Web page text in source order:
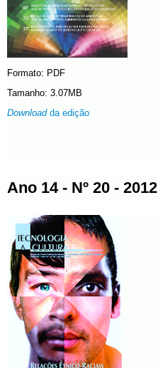
Formato: PDF
Tamanho: 3.07MB
Downloadda edição
Ano 14 - Nº 20 - 2012